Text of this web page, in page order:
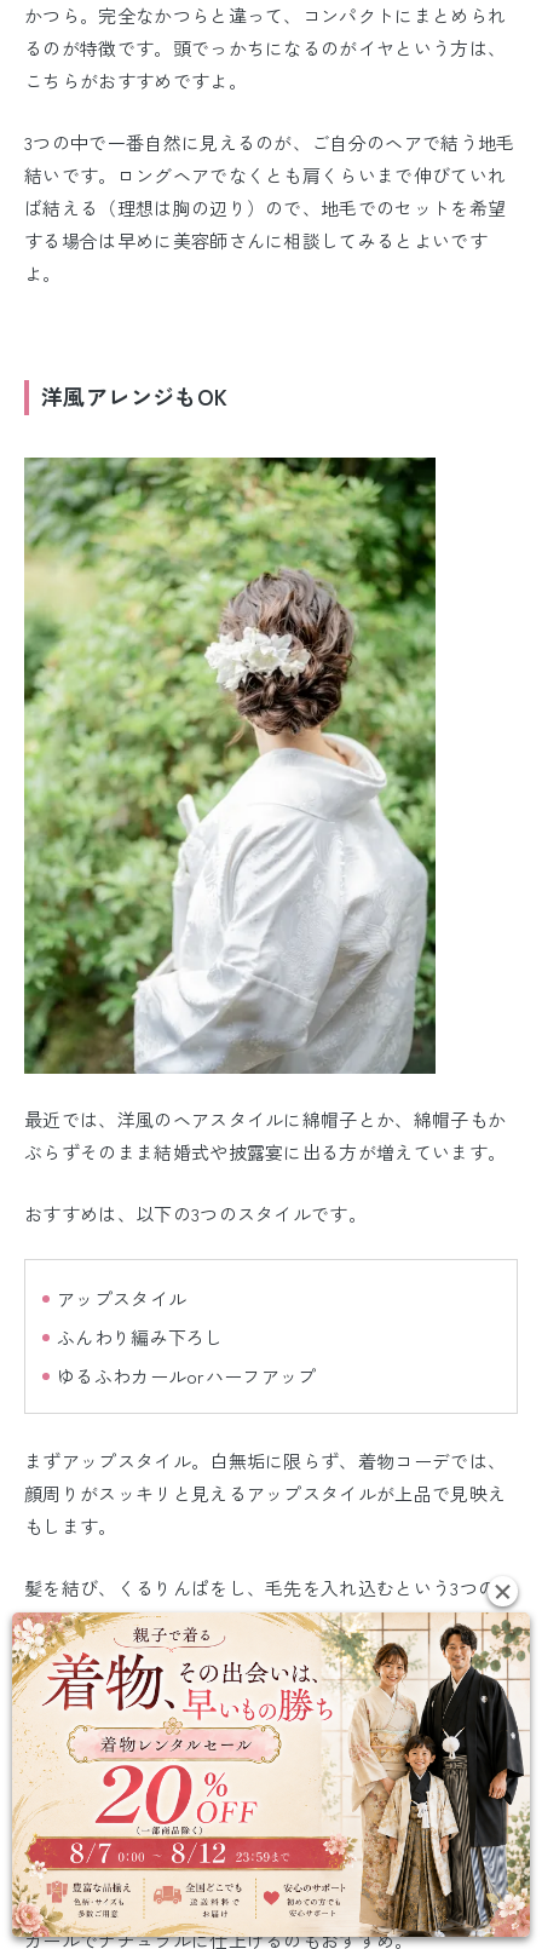
かつら。完全なかつらと違って、コンパクトにまとめられ
るのが特徴です。頭でっかちになるのがイヤという方は、
こちらがおすすめですよ。
3つの中で一番自然に見えるのが、ご自分のヘアで結う地毛
結いです。ロングヘアでなくとも肩くらいまで伸びていれ
ば結える（理想は胸の辺り）ので、地毛でのセットを希望
する場合は早めに美容師さんに相談してみるとよいです
よ。
洋風アレンジもOK
最近では、洋風のヘアスタイルに綿帽子とか、綿帽子もか
ぶらずそのまま結婚式や披露宴に出る方が増えています。
おすすめは、以下の3つのスタイルです。
アップスタイル
ふんわり編み下ろし
ゆるふわカールorハーフアップ
まずアップスタイル。白無垢に限らず、着物コーデでは、
顔周りがスッキリと見えるアップスタイルが上品で見映え
もします。
髪を結び、くるりんぱをし、毛先を入れ込むという3つのス
テップを基本に仕上げられるので、あまり難しくありませ
ん。
ロングヘアの方なら、後ろから首の横を通って、胸にかけ
てふんわりと編み下ろすのもオシャレですよ。少しカジュ
アル感が出ますが、リボンや水引、造花、生花などを使っ
て華やかに飾ると、オリジナリティのある大人かわいいス
タイルに仕上がりますよ。
最後にボブの場合は、無理にまとめようとせず、ゆるふわ
カールでナチュラルに仕上げるのもおすすめ。